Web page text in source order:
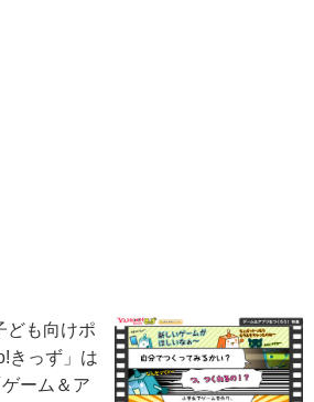
も向けポ
きっず」は
ーム＆ア